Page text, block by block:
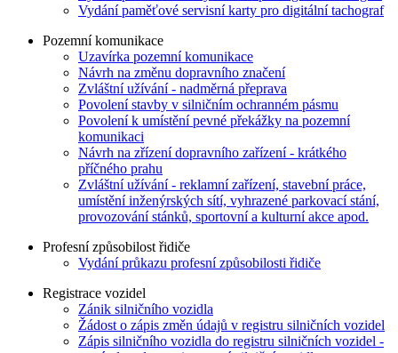
Vydání paměťové servisní karty pro digitální tachograf
Pozemní komunikace
Uzavírka pozemní komunikace
Návrh na změnu dopravního značení
Zvláštní užívání - nadměrná přeprava
Povolení stavby v silničním ochranném pásmu
Povolení k umístění pevné překážky na pozemní
komunikaci
Návrh na zřízení dopravního zařízení - krátkého
příčného prahu
Zvláštní užívání - reklamní zařízení, stavební práce,
umístění inženýrských sítí, vyhrazené parkovací stání,
provozování stánků, sportovní a kulturní akce apod.
Profesní způsobilost řidiče
Vydání průkazu profesní způsobilosti řidiče
Registrace vozidel
Zánik silničního vozidla
Žádost o zápis změn údajů v registru silničních vozidel
Zápis silničního vozidla do registru silničních vozidel -